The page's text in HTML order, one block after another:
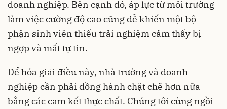
doanh nghiệp. Bên cạnh đó, áp lực từ môi trường
làm việc cường độ cao cũng dễ khiến một bộ
phận sinh viên thiếu trải nghiệm cảm thấy bị
ngợp và mất tự tin.
Để hóa giải điều này, nhà trường và doanh
nghiệp cần phải đồng hành chặt chẽ hơn nữa
bằng các cam kết thực chất. Chúng tôi cùng ngồi